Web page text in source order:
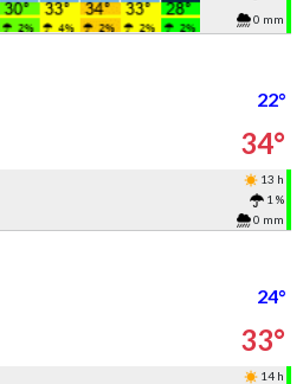
0 mm
22°
34°
13 h
1 %
0 mm
24°
33°
14 h